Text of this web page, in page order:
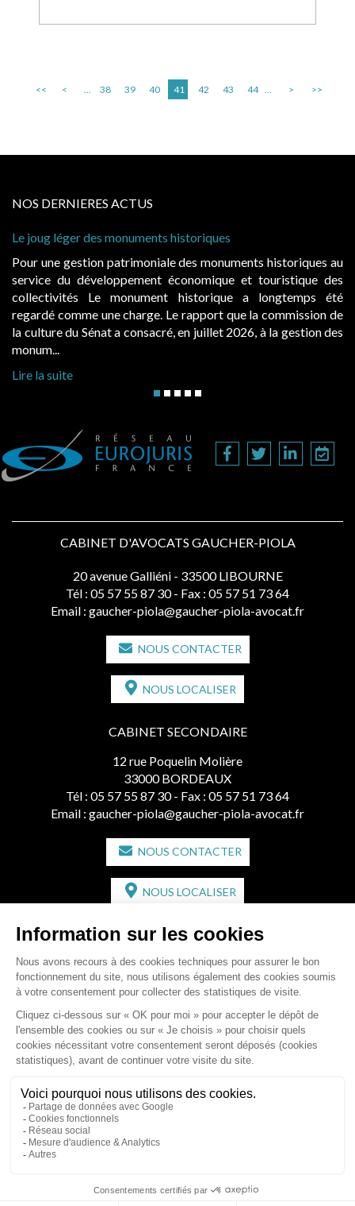
<< < ... 38 39 40 41 42 43 44 ... > >>
NOS DERNIERES ACTUS
léger des monuments historiques
une gestion patrimoniale des monuments historiques au
du développement économique et touristique des
Le monument historique a longtemps été
comme une charge. Le rapport que la commission de
du Sénat a consacré, en juillet 2026, à la gestion des
suite
public,
CABINET D'AVOCATS GAUCHER-PIOLA
20 avenue Galliéni - 33500 LIBOURNE
Tél : 05 57 55 87 30 - Fax : 05 57 51 73 64
Email : gaucher-piola@gaucher-piola-avocat.fr
NOUS CONTACTER
NOUS LOCALISER
CABINET SECONDAIRE
12 rue Poquelin Molière
33000 BORDEAUX
Tél : 05 57 55 87 30 - Fax : 05 57 51 73 64
Email : gaucher-piola@gaucher-piola-avocat.fr
NOUS CONTACTER
NOUS LOCALISER
CABINET SECONDAIRE
2 bis Avenue de l'Europe
33350 ST MAGNE-DE-CASTILLON
Tél :05 57 55 87 30- Fax : 05 57 51 73 64
Email :gaucher-piola@gaucher-piola-avocat.fr
NOUS CONTACTER
NOUS LOCALISER
Honoraires Plan du site Mentions légales